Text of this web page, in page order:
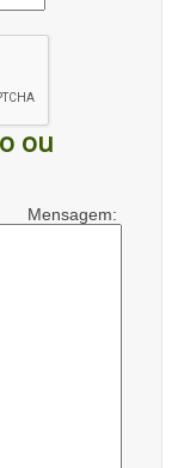
ou
Mensagem: